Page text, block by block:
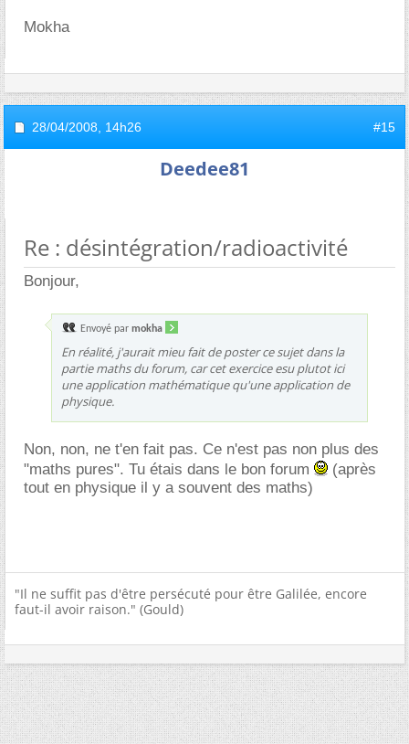
Mokha
28/04/2008, 14h26 #15
Deedee81
Re : désintégration/radioactivité
Bonjour,
Envoyé par mokha
En réalité, j'aurait mieu fait de poster ce sujet dans la
partie maths du forum, car cet exercice esu plutot ici
une application mathématique qu'une application de
physique.
Non, non, ne t'en fait pas. Ce n'est pas non plus des
"maths pures". Tu étais dans le bon forum
(après
tout en physique il y a souvent des maths)
"Il ne suffit pas d'être persécuté pour être Galilée, encore
faut-il avoir raison." (Gould)